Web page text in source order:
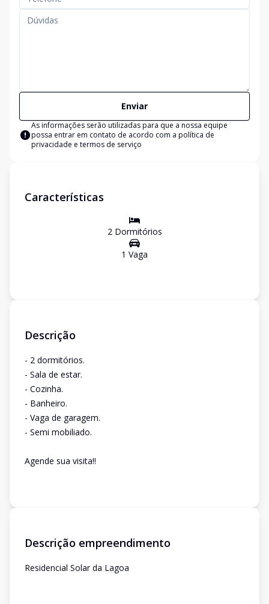
Enviar
As informações serão utilizadas para que a nossa equipe
possa entrar em contato de acordo com a política de
privacidade e termos de serviço
Características
2Dormitórios
1 Vaga
Descrição
- 2 dormitórios.
- Sala de estar.
- Cozinha.
- Banheiro.
- Vaga de garagem.
- Semi mobiliado.
Agende sua visita!!
Descrição empreendimento
Residencial Solar da Lagoa